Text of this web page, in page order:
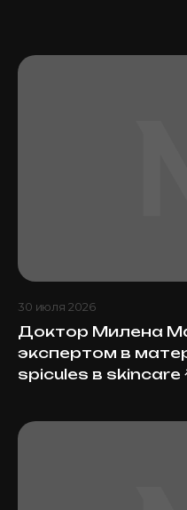
30 июля 2026
Доктор Милена
экспертом в
spicules в skincare